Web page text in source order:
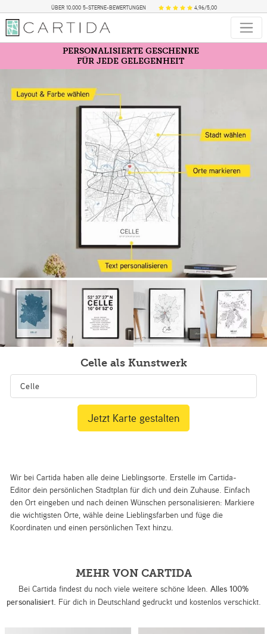
ÜBER 10.000 5-STERNE-BEWERTUNGEN 4,96/5,00
PERSONALISIERTE GESCHENKE
FÜR JEDE GELEGENHEIT
Celle als Kunstwerk
Wir bei Cartida haben alle deine Lieblingsorte. Erstelle im Cartida-
Editor dein persönlichen Stadtplan für dich und dein Zuhause. Einfach
den Ort eingeben und nach deinen Wünschen personalisieren: Markiere
die wichtigsten Orte, wähle deine Lieblingsfarben und füge die
Koordinaten und einen persönlichen Text hinzu.
Jetzt Karte gestalten
MEHR VON CARTIDA
Bei Cartida findest du noch viele weitere schöne Ideen. Alles 100%
personalisiert. Für dich in Deutschland gedruckt und kostenlos verschickt.